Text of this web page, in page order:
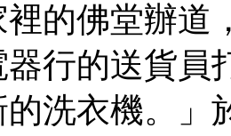
的佛堂辦道
行的送貨員
的洗衣機。」